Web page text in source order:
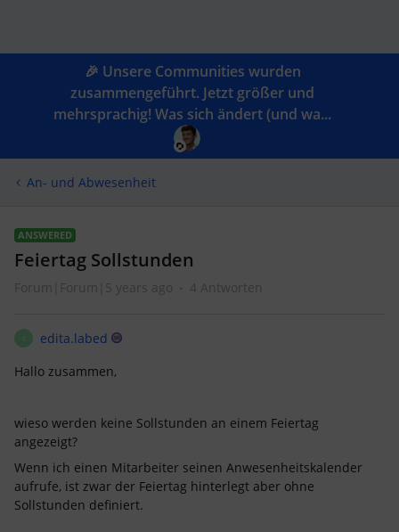
🎉 Unsere Communities wurden
zusammengeführt. Jetzt größer und
mehrsprachig! Was sich ändert (und wa...
An- und Abwesenheit
ANSWERED
Feiertag Sollstunden
Forum|Forum|5 years ago 4 Antworten
edita.labed
Hallo zusammen,
wieso werden keine Sollstunden an einem Feiertag
angezeigt?
Wenn ich einen Mitarbeiter seinen Anwesenheitskalender
aufrufe, ist zwar der Feiertag hinterlegt aber ohne
Sollstunden definiert.